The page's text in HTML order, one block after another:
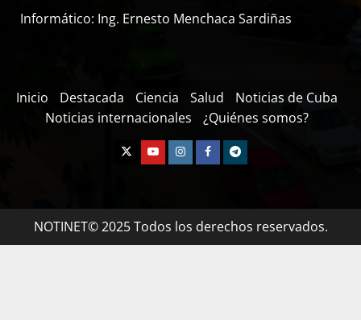
Informático: Ing. Ernesto Menchaca Sardiñas
Inicio Destacada Ciencia Salud
Noticias de Cuba
Noticias internacionales
¿Quiénes somos?
NOTINET© 2025 Todos los derechos reservados.